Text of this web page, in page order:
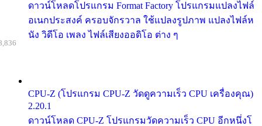
ดาวน์โหลดโปรแกรม Format Factory โปรแกรมแปลงไฟล์
อเนกประสงค์ ครอบจักรวาล ใช้แปลงรูปภาพ แปลงไฟล์ห
นัง วิดีโอ เพลง ไฟล์เสียงออดิโอ ต่าง ๆ
CPU-Z (โปรแกรม CPU-Z วัดดูความเร็ว CPU เครื่องคุณ)
2.20.1
ดาวน์โหลด CPU-Z โปรแกรมวัดความเร็ว CPU อีกหนึ่งโ